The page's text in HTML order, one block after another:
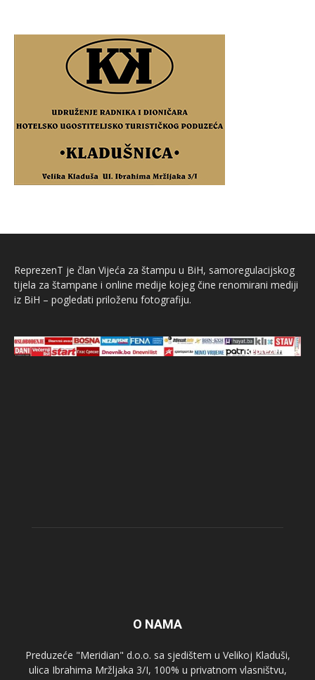
ReprezenT je član Vijeća za štampu u BiH, samoregulacijskog
tijela za štampane i online medije kojeg čine renomirani mediji
iz BiH – pogledati priloženu fotografiju.
O NAMA
Preduzeće "Meridian" d.o.o. sa sjedištem u Velikoj Kladuši,
ulica Ibrahima Mržljaka 3/I, 100% u privatnom vlasništvu,